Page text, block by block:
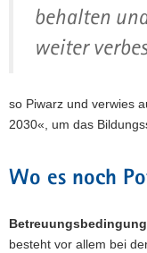
behalten
weiter
so Piwarz und verwies
2030«, um das
Wo es noch
besteht vor allem bei